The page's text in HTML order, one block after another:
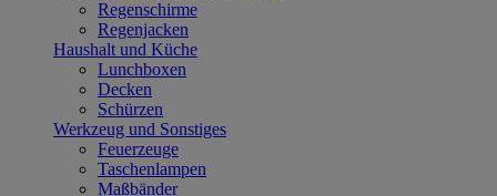
Regenschirme
Regenjacken
Haushalt und Küche
Lunchboxen
Decken
Schürzen
Werkzeug und Sonstiges
Feuerzeuge
Taschenlampen
Maßbänder